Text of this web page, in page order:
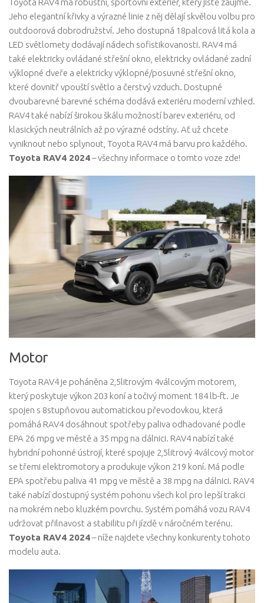
Jeho elegantní křivky a výrazné linie z něj dělají skvělou volbu pro
outdoorová dobrodružství. Jeho dostupná 18palcová litá kola a
LED světlomety dodávají nádech sofistikovanosti. RAV4 má
také elektricky ovládané střešní okno, elektricky ovládané zadní
výklopné dveře a elektricky výklopné/posuvné střešní okno,
které dovnitř vpouští světlo a čerstvý vzduch. Dostupné
dvoubarevné barevné schéma dodává exteriéru moderní vzhled.
RAV4 také nabízí širokou škálu možností barev exteriéru, od
klasických neutrálních až po výrazné odstíny. Ať už chcete
vyniknout nebo splynout, Toyota RAV4 má barvu pro každého.
Toyota RAV4 2024– všechny informace o tomto voze zde!
Motor
Toyota RAV4 je poháněna 2,5litrovým 4válcovým motorem,
který poskytuje výkon 203 koní a točivý moment 184 lb-ft. Je
spojen s 8stupňovou automatickou převodovkou, která
pomáhá RAV4 dosáhnout spotřeby paliva odhadované podle
EPA 26 mpg ve městě a 35 mpg na dálnici. RAV4 nabízí také
hybridní pohonné ústrojí, které spojuje 2,5litrový 4válcový motor
se třemi elektromotory a produkuje výkon 219 koní. Má podle
EPA spotřebu paliva 41 mpg ve městě a 38 mpg na dálnici. RAV4
také nabízí dostupný systém pohonu všech kol pro lepší trakci
na mokrém nebo kluzkém povrchu. Systém pomáhá vozu RAV4
udržovat přilnavost a stabilitu při jízdě v náročném terénu.
Toyota RAV4 2024– níže najdete všechny konkurenty tohoto
modelu auta.